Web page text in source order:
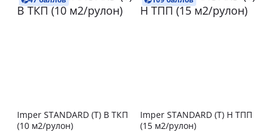
Imper STANDARD (Т) В ТКП
(10 м2/рулон)
Imper STANDARD (Т) Н ТПП
(15 м2/рулон)